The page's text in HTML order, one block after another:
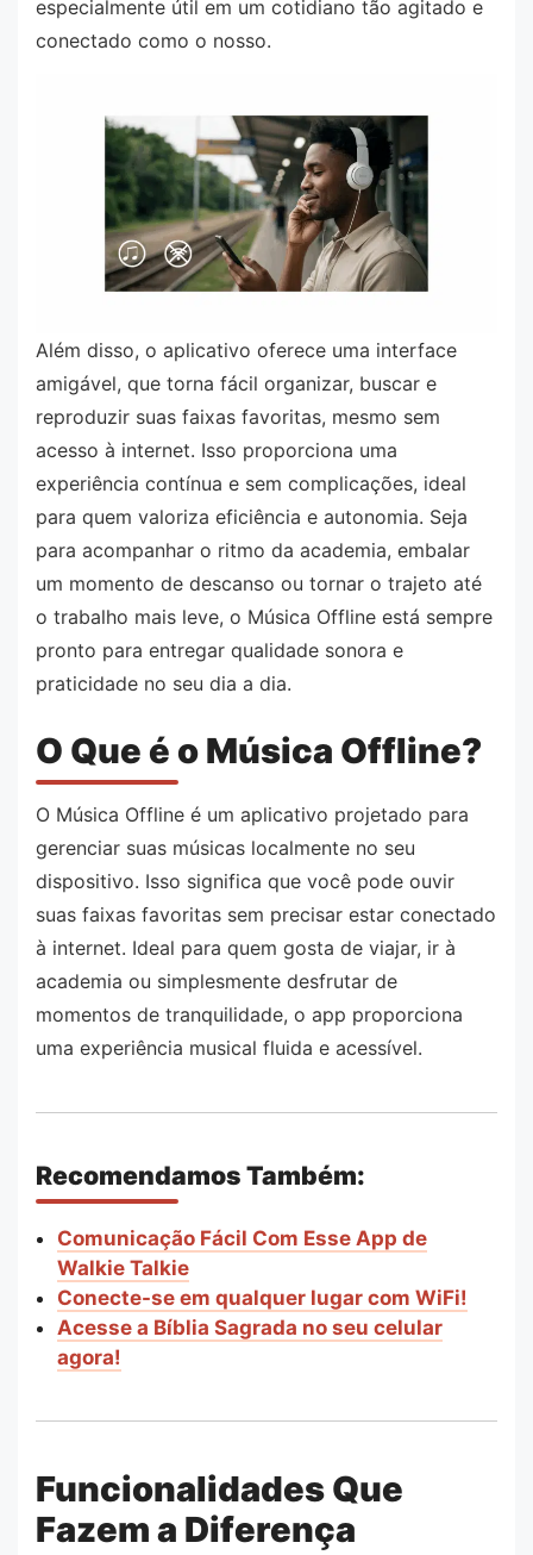
especialmente útil em um cotidiano tão agitado e
conectado como o nosso.
Além disso, o aplicativo oferece uma interface
amigável, que torna fácil organizar, buscar e
reproduzir suas faixas favoritas, mesmo sem
acesso à internet. Isso proporciona uma
experiência contínua e sem complicações, ideal
para quem valoriza eficiência e autonomia. Seja
para acompanhar o ritmo da academia, embalar
um momento de descanso ou tornar o trajeto até
o trabalho mais leve, o Música Offline está sempre
pronto para entregar qualidade sonora e
praticidade no seu dia a dia.
O Que é o Música Offline?
O Música Offline é um aplicativo projetado para
gerenciar suas músicas localmente no seu
dispositivo. Isso significa que você pode ouvir
suas faixas favoritas sem precisar estar conectado
à internet. Ideal para quem gosta de viajar, ir à
academia ou simplesmente desfrutar de
momentos de tranquilidade, o app proporciona
uma experiência musical fluida e acessível.
Recomendamos Também:
Comunicação Fácil Com Esse App de
Walkie Talkie
Conecte-se em qualquer lugar com WiFi!
Acesse a Bíblia Sagrada no seu celular
agora!
Funcionalidades Que
Fazem a Diferença